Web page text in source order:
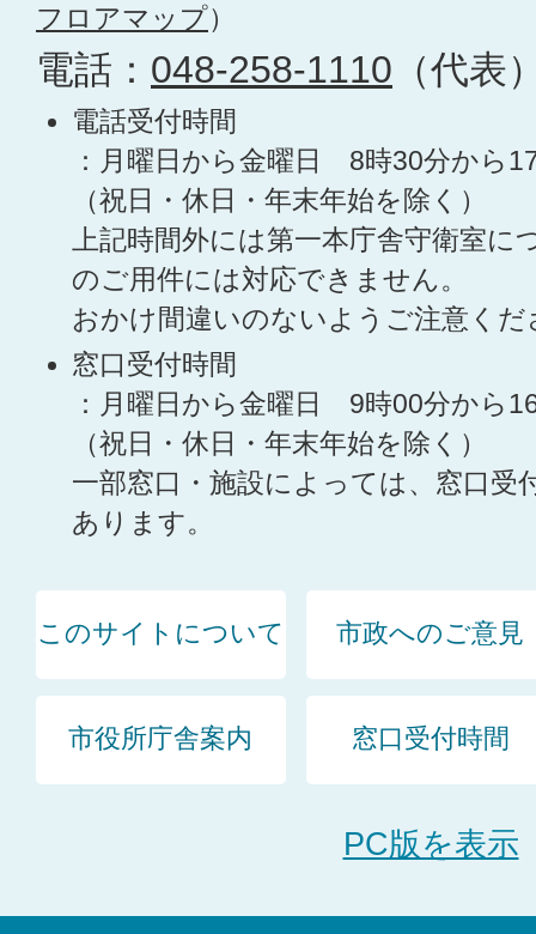
フロアマップ）
電話： 048-258-1110 （代表
電話受付時間
：月曜日から金曜日 8時30分から
（祝日・休日・年末年始を除く）
上記時間外には第一本庁舎守衛室に
のご用件には対応できません。
おかけ間違いのないようご注意くだ
窓口受付時間
：月曜日から金曜日 9時00分から
（祝日・休日・年末年始を除く）
一部窓口・施設によっては、窓口受
あります。
このサイトについて 市政へのご意見
市役所庁舎案内 窓口受付時間
PC版を表示